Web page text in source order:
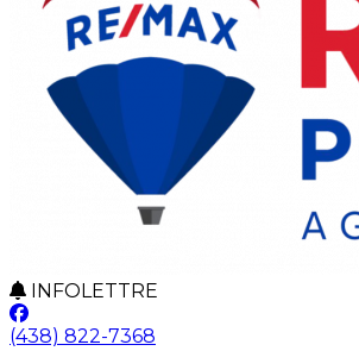
INFOLETTRE
(438) 822-7368